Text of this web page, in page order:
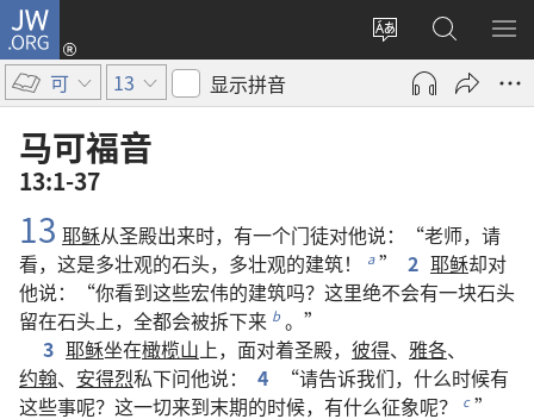
JW.ORG
更
网
登
录
开
搜
索
JW.ORG
显
菜
可 13 显示拼音
马可福音
13:1-37
13 耶稣从圣殿出来时， 有一个门徒对他说：“老师， 请
看， 这是多壮观的石头， 多壮观的建筑！ a ” 2 耶稣却对
他说：“你看到这些宏伟的建筑吗？ 这里绝不会有一块石头
留在石头上， 全都会被拆下来 b 。”
3 耶稣坐在橄榄山上， 面对着圣殿， 彼得、 雅各、
约翰、 安得烈私下问他说： 4 “请告诉我们， 什么时候有
这些事呢？ 这一切来到末期的时候， 有什么征象呢？ c ”